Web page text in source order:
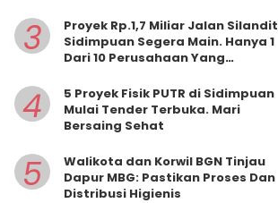
3
Proyek Rp.1,7 Miliar Jalan Silandit
Sidimpuan Segera Main. Hanya 1
Dari 10 Perusahaan Yang
4
5 Proyek Fisik PUTR di Sidimpuan
Mulai Tender Terbuka. Mari
Bersaing Sehat
5
Walikota dan Korwil BGN Tinjau
Dapur MBG: Pastikan Proses Dan
Distribusi Higienis